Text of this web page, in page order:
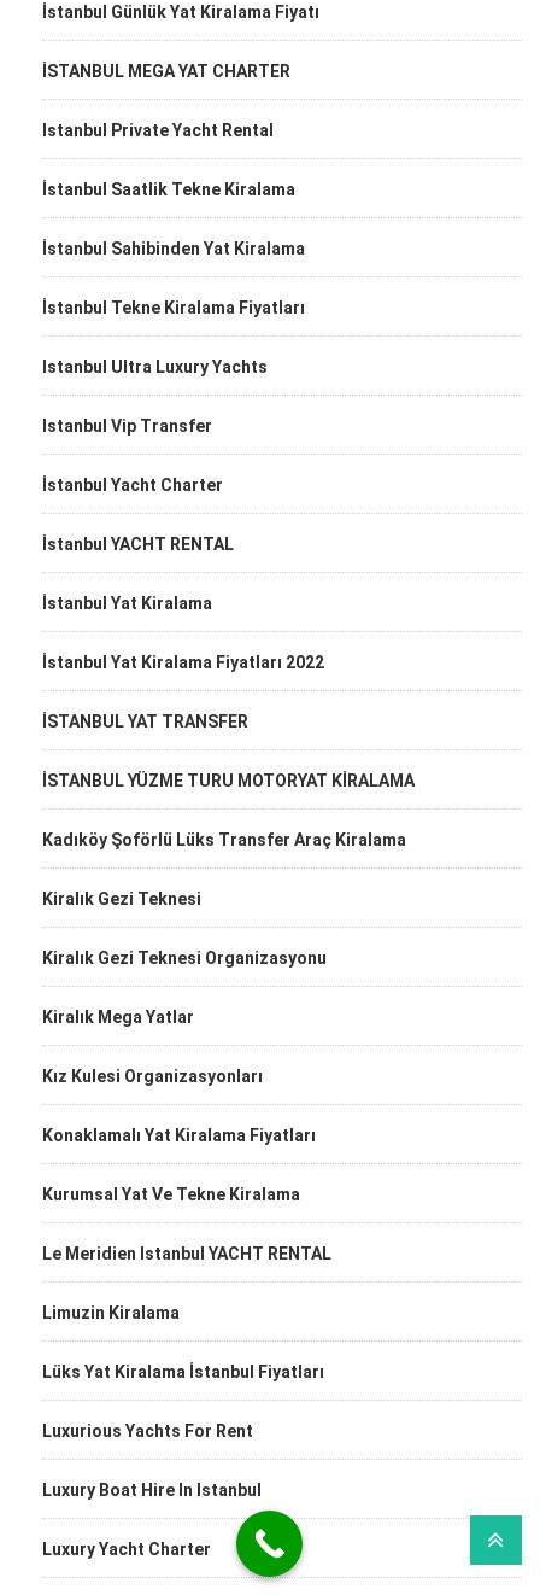
İstanbul Günlük Yat Kiralama Fiyatı
İSTANBUL MEGA YAT CHARTER
Istanbul Private Yacht Rental
İstanbul Saatlik Tekne Kiralama
İstanbul Sahibinden Yat Kiralama
İstanbul Tekne Kiralama Fiyatları
Istanbul Ultra Luxury Yachts
Istanbul Vip Transfer
İstanbul Yacht Charter
İstanbul YACHT RENTAL
İstanbul Yat Kiralama
İstanbul Yat Kiralama Fiyatları 2022
İSTANBUL YAT TRANSFER
İSTANBUL YÜZME TURU MOTORYAT KİRALAMA
Kadıköy Şoförlü Lüks Transfer Araç Kiralama
Kiralık Gezi Teknesi
Kiralık Gezi Teknesi Organizasyonu
Kiralık Mega Yatlar
Kız Kulesi Organizasyonları
Konaklamalı Yat Kiralama Fiyatları
Kurumsal Yat Ve Tekne Kiralama
Le Meridien Istanbul YACHT RENTAL
Limuzin Kiralama
Lüks Yat Kiralama İstanbul Fiyatları
Luxurious Yachts For Rent
Luxury Boat Hire In Istanbul
Luxury Yacht Charter